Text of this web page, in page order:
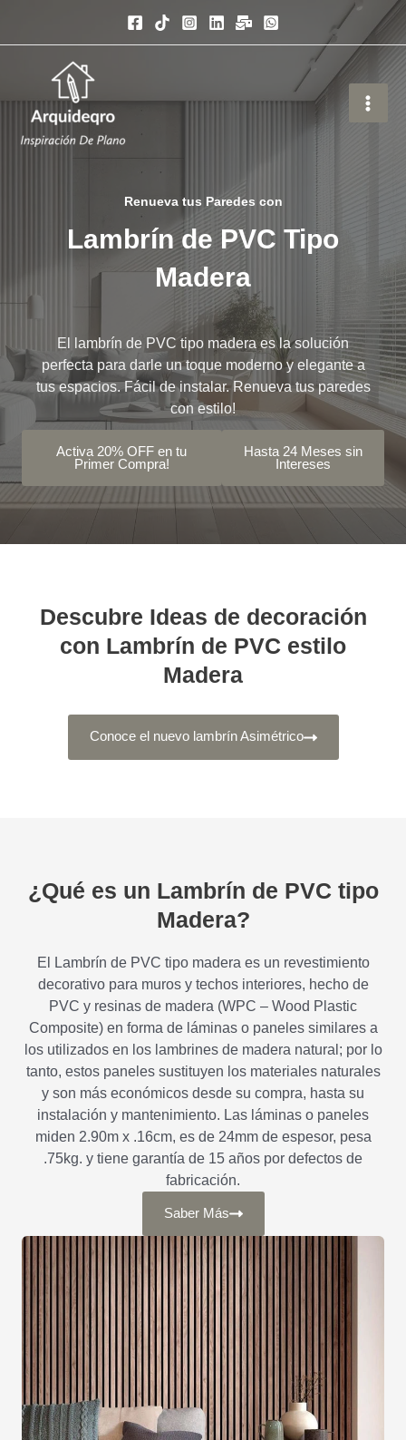
Renueva tus Paredes con
Lambrín de PVC Tipo
Madera
El lambrín de PVC tipo madera es la solución
perfecta para darle un toque moderno y elegante a
tus espacios. Fácil de instalar. Renueva tus paredes
con estilo!
Activa 20% OFF en tu
Primer Compra!
Hasta 24 Meses sin
Intereses
Descubre Ideas de decoración
con Lambrín de PVC estilo
Madera
Conoce el nuevo lambrín Asimétrico
¿Qué es un Lambrín de PVC tipo
Madera?
El Lambrín de PVC tipo madera es un revestimiento
decorativo para muros y techos interiores, hecho de
PVC y resinas de madera (WPC – Wood Plastic
Composite) en forma de láminas o paneles similares a
los utilizados en los lambrines de madera natural; por lo
tanto, estos paneles sustituyen los materiales naturales
y son más económicos desde su compra, hasta su
instalación y mantenimiento. Las láminas o paneles
miden 2.90m x .16cm, es de 24mm de espesor, pesa
.75kg. y tiene garantía de 15 años por defectos de
fabricación.
Saber Más